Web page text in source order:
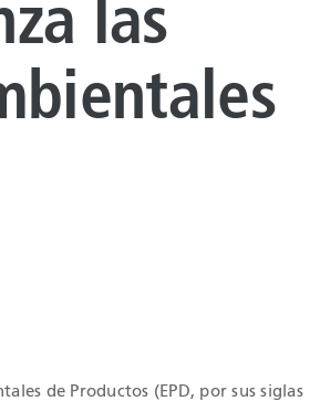
las
de Productos (EPD, por sus siglas